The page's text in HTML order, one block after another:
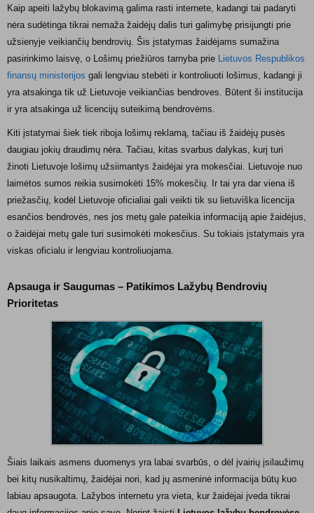
Kaip apeiti lažybų blokavimą galima rasti internete, kadangi tai padaryti
nėra sudėtinga tikrai nemaža žaidėjų dalis turi galimybę prisijungti prie
užsienyje veikiančių bendrovių. Šis įstatymas žaidėjams sumažina
pasirinkimo laisvę, o Lošimų priežiūros tarnyba prie Lietuvos Respublikos
finansų ministerijos gali lengviau stebėti ir kontroliuoti lošimus, kadangi ji
yra atsakinga tik už Lietuvoje veikiančias bendroves. Būtent ši institucija
ir yra atsakinga už licencijų suteikimą bendrovėms.
Kiti įstatymai šiek tiek riboja lošimų reklamą, tačiau iš žaidėjų pusės
daugiau jokių draudimų nėra. Tačiau, kitas svarbus dalykas, kurį turi
žinoti Lietuvoje lošimų užsiimantys žaidėjai yra mokesčiai. Lietuvoje nuo
laimėtos sumos reikia susimokėti 15% mokesčių. Ir tai yra dar viena iš
priežasčių, kodėl Lietuvoje oficialiai gali veikti tik su lietuviška licencija
esančios bendrovės, nes jos metų gale pateikia informaciją apie žaidėjus,
o žaidėjai metų gale turi susimokėti mokesčius. Su tokiais įstatymais yra
viskas oficialu ir lengviau kontroliuojama.
Apsauga ir Saugumas – Patikimos Lažybų Bendrovių
Prioritetas
Šiais laikais asmens duomenys yra labai svarbūs, o dėl įvairių įsilaužimų
bei kitų nusikaltimų, žaidėjai nori, kad jų asmeninė informacija būtų kuo
labiau apsaugota. Lažybos internetu yra vieta, kur žaidėjai įveda tikrai